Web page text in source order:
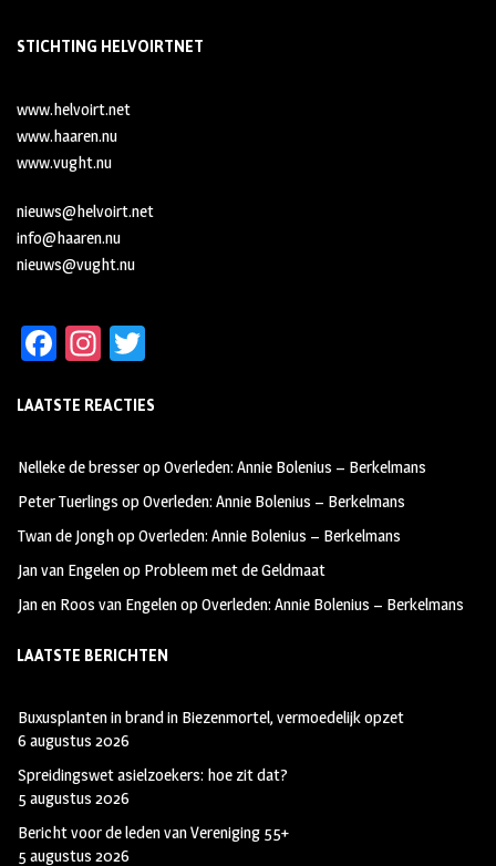
STICHTING HELVOIRTNET
www.helvoirt.net
www.haaren.nu
www.vught.nu
nieuws@helvoirt.net
info@haaren.nu
nieuws@vught.nu
Fa
b
oo
k
In
ag
m
tt
LAATSTE REACTIES
Nelleke de bresseropOverleden: Annie Bolenius – Berkelmans
Peter Tuerlings opOverleden: Annie Bolenius – Berkelmans
Twan de JonghopOverleden: Annie Bolenius – Berkelmans
Jan van Engelenop Probleem met de Geldmaat
Jan en Roos van EngelenopOverleden: Annie Bolenius – Berkelmans
LAATSTE BERICHTEN
Buxusplanten in brand in Biezenmortel, vermoedelijk opzet
6 augustus 2026
Spreidingswet asielzoekers: hoe zit dat?
5 augustus 2026
Bericht voor de leden van Vereniging 55+
5 augustus 2026